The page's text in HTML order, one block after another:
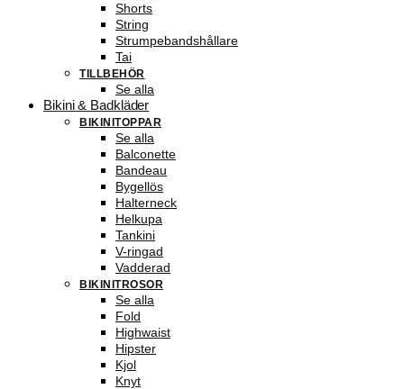
Shorts
String
Strumpebandshållare
Tai
TILLBEHÖR
Se alla
Bikini & Badkläder
BIKINITOPPAR
Se alla
Balconette
Bandeau
Bygellös
Halterneck
Helkupa
Tankini
V-ringad
Vadderad
BIKINITROSOR
Se alla
Fold
Highwaist
Hipster
Kjol
Knyt